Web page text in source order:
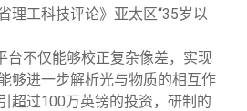
理工科技评论》亚太区“35岁以
台不仅能够校正复杂像差，实现
够进一步解析光与物质的相互作
超过100万英镑的投资，研制的